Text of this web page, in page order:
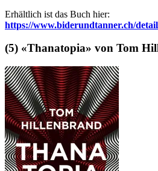
Erhältlich ist das Buch hier:
https://www.biderundtanner.ch/
(5) «Thanatopia» von Tom